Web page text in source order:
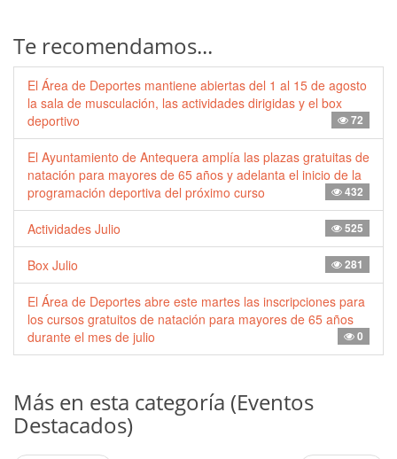
Te recomendamos...
El Área de Deportes mantiene abiertas del 1 al 15 de agosto
la sala de musculación, las actividades dirigidas y el box
deportivo
72
El Ayuntamiento de Antequera amplía las plazas gratuitas de
natación para mayores de 65 años y adelanta el inicio de la
programación deportiva del próximo curso
432
Actividades Julio 525
Box Julio 281
El Área de Deportes abre este martes las inscripciones para
los cursos gratuitos de natación para mayores de 65 años
durante el mes de julio
0
Más en esta categoría (Eventos
Destacados)